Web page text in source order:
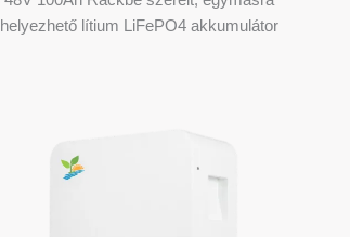
helyezhető lítium LiFePO4 akkumulátor